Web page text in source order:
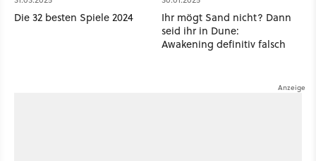
Die 32 besten Spiele 2024
Ihr mögt Sand nicht? Dann
seid ihr in Dune:
Awakening definitiv falsch